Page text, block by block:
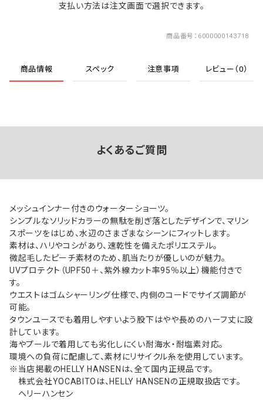
支払い方法は注文画面で選択できます。
商品番号 6000000143718
商品情報 スペック 注意事項 レビュー（0）
よくあるご質問
メッシュインナー付きのウォーターショーツ。
シンプルなソリッドカラーの無駄を削ぎ落としたデザインで、マリン
スポーツをはじめ、水辺のさまざまなシーンにフィットします。
素材は、ハリやコシがあり、速乾性を備えたポリエステル。
微起毛したピーチ素材のため、肌当たりが優しいのが魅力。
UVプロテクト（UPF50＋、紫外線カット率95％以上）機能付きで
す。
ウエストはゴムシャーリング仕様で、内側のコードでサイズ調節が
可能。
タウンユースでも着用しやすいよう股下はやや長めのハーフ丈に設
計しています。
海やプールで着用しても劣化しにくい耐海水・耐塩素対応。
環境への負荷に配慮して、素材にリサイクル糸を使用しています。
※当店掲載のHELLY HANSENは、全て国内正規品です。
株式会社YOCABITOは、HELLY HANSENの正規取扱店です。
ヘリーハンセン